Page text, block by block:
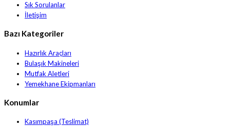
Sık Sorulanlar
İletişim
Bazı Kategoriler
Hazırlık Araçları
Bulaşık Makineleri
Mutfak Aletleri
Yemekhane Ekipmanları
Konumlar
Kasımpaşa (Teslimat)